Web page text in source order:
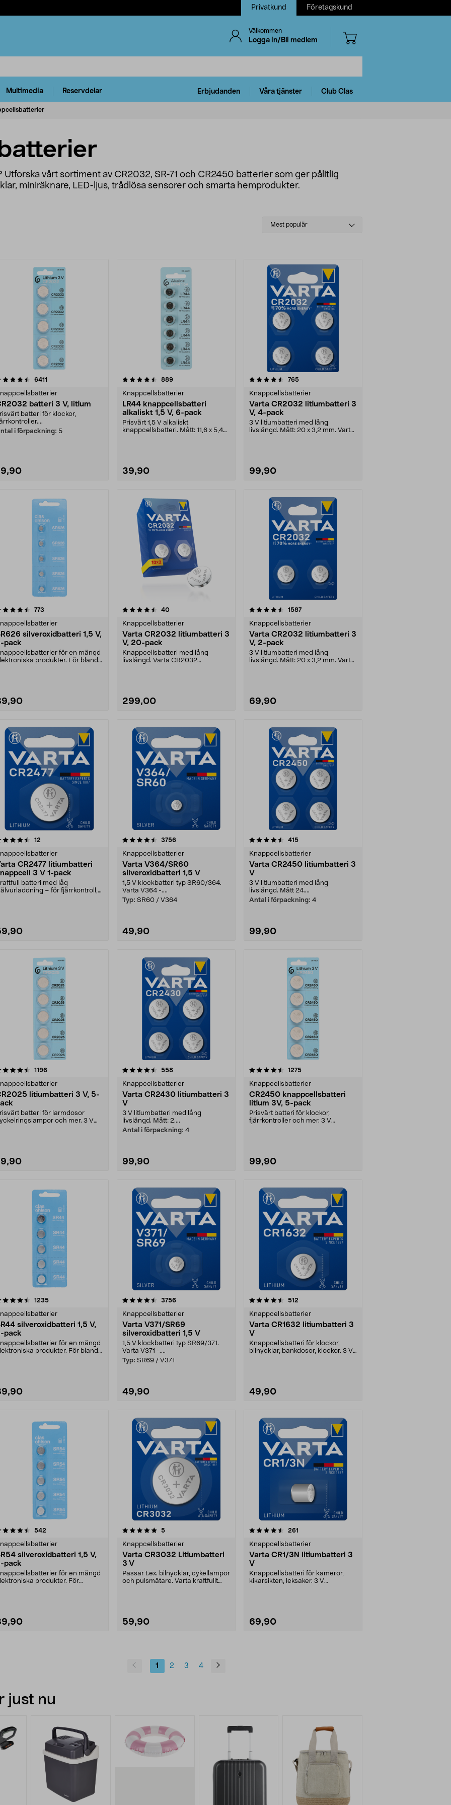
Privatkund Företagskund
Välkommen
Logga in/Bli medlem
Multimedia Reservdelar Erbjudanden Våra tjänster Club Clas
vårt sortiment av CR2032, SR-71 och CR2450 batterier som ger pålitlig
miniräknare, LED-ljus, trådlösa sensorer och smarta hemprodukter.
Select
Mest populär
6411
batteri 3 V, litium
batteri för klockor,
i förpackning: 5
4.5 av 5 stjärnor 889recensioner
Knappcellsbatterier
LR44 knappcellsbatteri
alkaliskt 1,5 V, 6-pack
Prisvärt 1,5 V alkaliskt
knappcellsbatteri. Mått: 11,6 x 5,4
39,90
4.5 av 5 stjärnor 765recensioner
Knappcellsbatterier
Varta CR2032 litiumbatteri 3
V, 4-pack
3 V litiumbatteri med lång
livslängd. Mått: 20 x 3,2 mm. Varta
99,90
773
silveroxidbatteri 1,5 V,
pack
för en mängd
produkter. För bland
4.5 av 5 stjärnor 40recensioner
Knappcellsbatterier
Varta CR2032 litiumbatteri 3
V, 20-pack
Knappcellsbatteri med lång
livslängd. Varta CR2032
299,00
4.5 av 5 stjärnor 1587recensioner
Knappcellsbatterier
Varta CR2032 litiumbatteri 3
V, 2-pack
3 V litiumbatteri med lång
livslängd. Mått: 20 x 3,2 mm. Varta
69,90
12
CR2477 litiumbatteri
3 V 1-pack
batteri med låg
– för fjärrkontroll,
4.5 av 5 stjärnor 3756recensioner
Knappcellsbatterier
Varta V364/SR60
silveroxidbatteri 1,5 V
1,5 V klockbatteri typ SR60/364.
Varta V364 -....
Typ: SR60 / V364
49,90
4.5 av 5 stjärnor 415recensioner
Knappcellsbatterier
Varta CR2450 litiumbatteri 3
V
3 V litiumbatteri med lång
livslängd. Mått 24....
Antal i förpackning: 4
99,90
1196recensioner
litiumbatteri 3 V, 5-
batteri för larmdosor
och mer. 3 V
4.5 av 5 stjärnor 558recensioner
Knappcellsbatterier
Varta CR2430 litiumbatteri 3
V
3 V litiumbatteri med lång
livslängd. Mått: 2....
Antal i förpackning: 4
99,90
4.5 av 5 stjärnor 1275recensioner
Knappcellsbatterier
CR2450 knappcellsbatteri
litium 3V, 5-pack
Prisvärt batteri för klockor,
fjärrkontroller och mer. 3 V
99,90
1235recensioner
silveroxidbatteri 1,5 V,
pack
för en mängd
produkter. För bland
4.5 av 5 stjärnor 3756recensioner
Knappcellsbatterier
Varta V371/SR69
silveroxidbatteri 1,5 V
1,5 V klockbatteri typ SR69/371.
Varta V371 -....
Typ: SR69 / V371
49,90
4.5 av 5 stjärnor 512
Knappcellsbatterier
Varta CR1632 litiumbatteri 3
V
Knappcellsbatteri för klockor,
bilnycklar, bankdosor, klockor. 3 V
49,90
542
silveroxidbatteri 1,5 V,
pack
för en mängd
produkter. För
5.0 av 5 stjärnor 5recensioner
Knappcellsbatterier
Varta CR3032 Litiumbatteri
3 V
Passar t.ex. bilnycklar, cykellampor
och pulsmätare. Varta kraftfullt
59,90
4.5 av 5 stjärnor 261
Knappcellsbatterier
Varta CR1/3N litiumbatteri 3
V
Knappcellsbatteri för kameror,
kikarsikten, leksaker. 3 V
69,90
1 2 3 4
just nu